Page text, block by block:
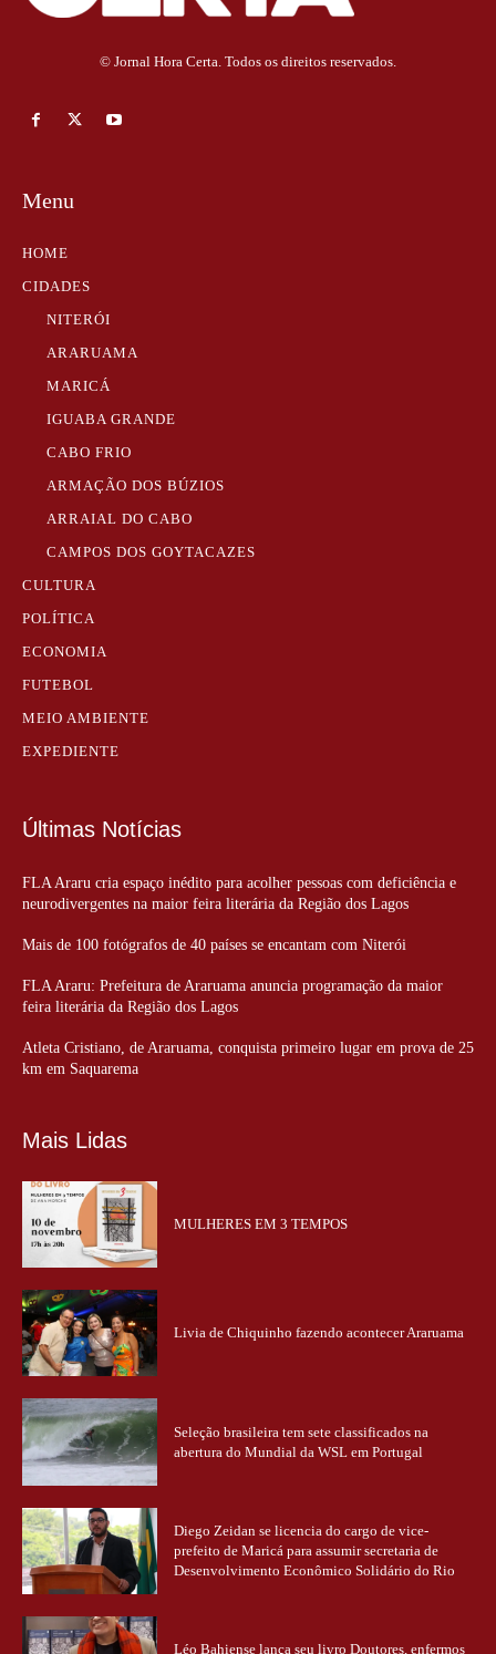
© Jornal Hora Certa. Todos os direitos reservados.
Menu
HOME
CIDADES
NITERÓI
ARARUAMA
MARICÁ
IGUABA GRANDE
CABO FRIO
ARMAÇÃO DOS BÚZIOS
ARRAIAL DO CABO
CAMPOS DOS GOYTACAZES
CULTURA
POLÍTICA
ECONOMIA
FUTEBOL
MEIO AMBIENTE
EXPEDIENTE
Últimas Notícias
FLA Araru cria espaço inédito para acolher pessoas com deficiência e
neurodivergentes na maior feira literária da Região dos Lagos
Mais de 100 fotógrafos de 40 países se encantam com Niterói
FLA Araru: Prefeitura de Araruama anuncia programação da maior
feira literária da Região dos Lagos
Atleta Cristiano, de Araruama, conquista primeiro lugar em prova de 25
km em Saquarema
Mais Lidas
MULHERES EM 3 TEMPOS
Livia de Chiquinho fazendo acontecer Araruama
Seleção brasileira tem sete classificados na
abertura do Mundial da WSL em Portugal
Diego Zeidan se licencia do cargo de vice-
prefeito de Maricá para assumir secretaria de
Desenvolvimento Econômico Solidário do Rio
Léo Bahiense lança seu livro Doutores, enfermos